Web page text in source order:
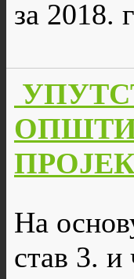
за 2018.
На
став 3. и